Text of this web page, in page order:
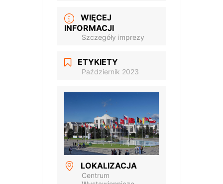
WIĘCEJ
INFORMACJI
Szczegóły imprezy
ETYKIETY
Październik 2023
LOKALIZACJA
Centrum